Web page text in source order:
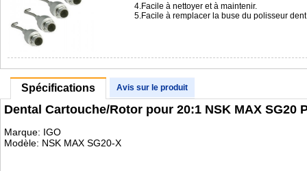
4.Facile à nettoyer et à maintenir.
5.Facile à remplacer la buse du polisseur
Spécifications Avis sur le produit
Dental Cartouche/Rotor pour 20:1 NSK MAX SG20
Marque: IGO
Modèle: NSK MAX SG20-X